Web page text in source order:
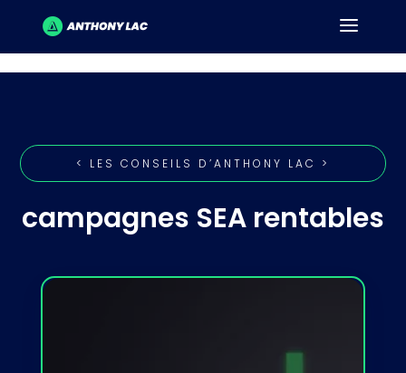
< LES CONSEILS D’ANTHONY LAC >
campagnes SEA rentables